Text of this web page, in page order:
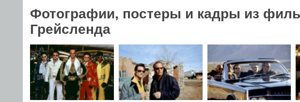
Фотографии, постеры и кадры из
Грейсленда